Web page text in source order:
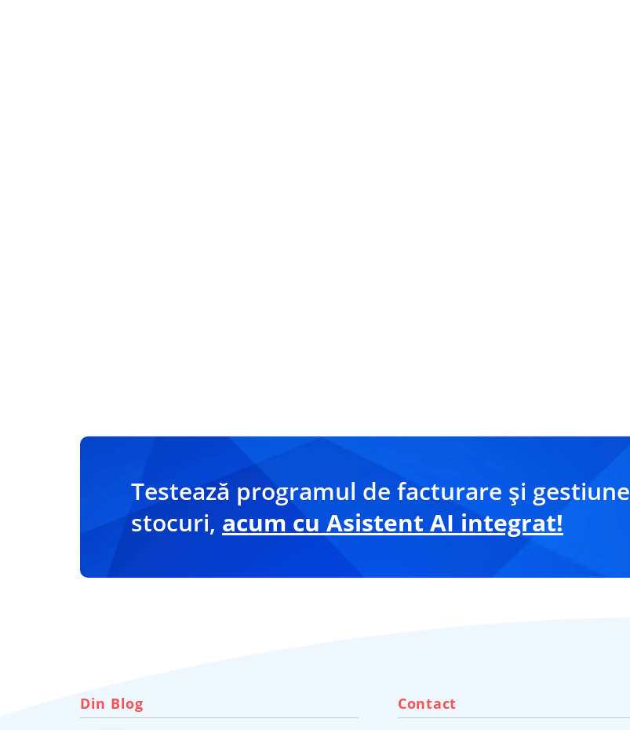
Testează programul de facturare și gestiune
stocuri, acum cu Asistent AI integrat!
Din Blog Contact